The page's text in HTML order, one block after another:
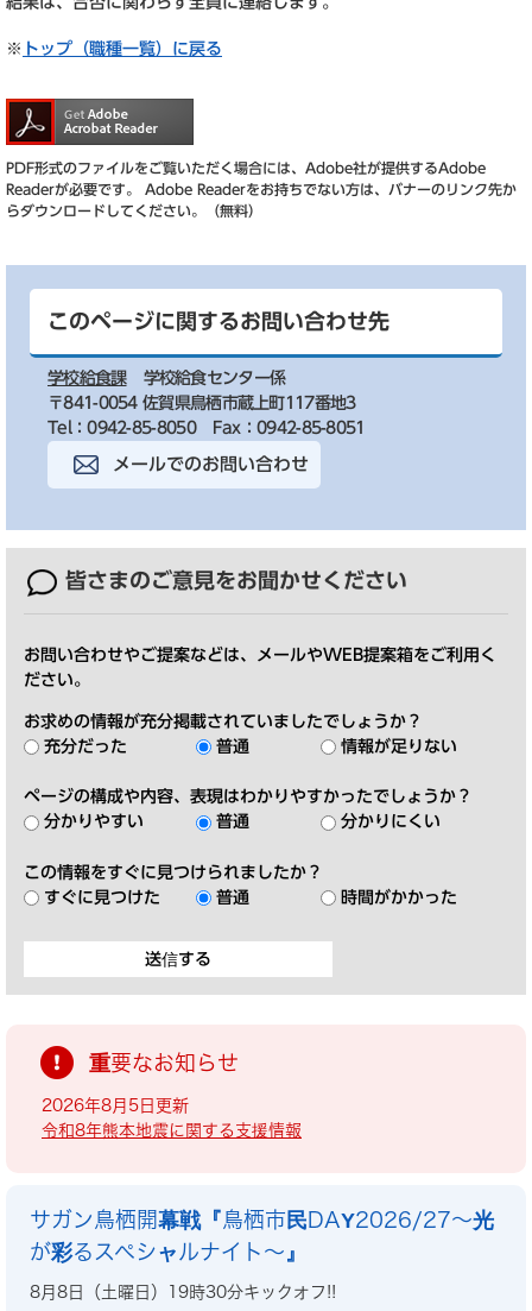
※ トップ（職種一覧）に戻る
PDF形式のファイルをご覧いただく場合には、Adobe社が提供するAdobe
Readerが必要です。
Adobe Readerをお持ちでない方は、バナーのリンク先か
らダウンロードしてください。（無料）
このページに関するお問い合わせ先
学校給食課
学校給食センター係
〒841-0054 佐賀県鳥栖市蔵上町117番地3
Tel：0942-85-8050
Fax：0942-85-8051
メールでのお問い合わせ
皆さまのご意見をお聞かせください
お問い合わせやご提案などは、メールやWEB提案箱をご利用く
ださい。
お求めの情報が充分掲載されていましたでしょうか？
充分だった
普通 情報が足りない
ページの構成や内容、表現はわかりやすかったでしょうか？
分かりやすい
普通 分かりにくい
この情報をすぐに見つけられましたか？
すぐに見つけた
普通 時間がかかった
重要なお知らせ
2026年8月5日更新
令和8年熊本地震に関する支援情報
サガン鳥栖開幕戦『鳥栖市民DAY2026/27～光
が彩るスペシャルナイト～』
8月8日（土曜日）19時30分キックオフ!!